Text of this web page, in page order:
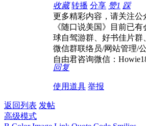
收藏 转播 分享 赞1 踩
更多精彩内容，请关注公
《随口说美国》目前已
球自驾游群、好书佳片群
微信群联络员/网站管理/
自由君咨询微信：
回复
使用道具 举报
返回列表 发帖
高级模式